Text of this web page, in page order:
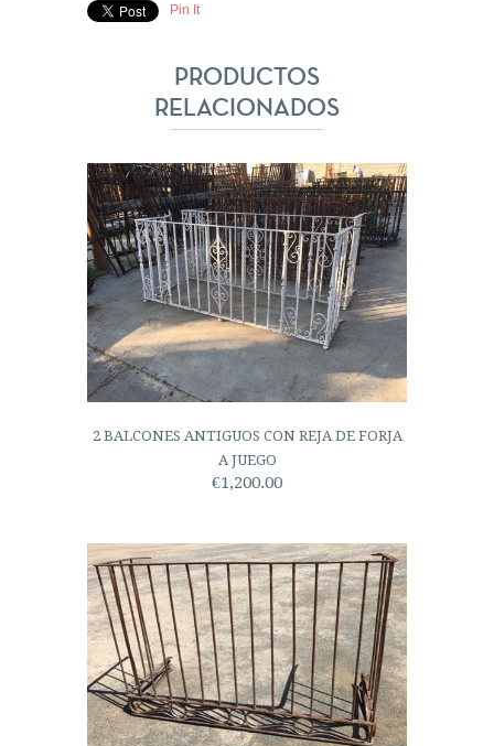
Pin It
PRODUCTOS
RELACIONADOS
2 BALCONES ANTIGUOS CON REJA DE FORJA
A JUEGO
€1,200.00